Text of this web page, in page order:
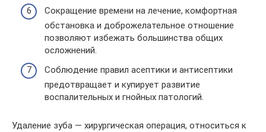
Сокращение времени на лечение, комфортная
обстановка и доброжелательное отношение
позволяют избежать большинства общих
осложнений.
Соблюдение правил асептики и антисептики
предотвращает и купирует развитие
воспалительных и гнойных патологий.
Удаление зуба — хирургическая операция, относиться к